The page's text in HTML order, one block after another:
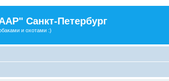
Санкт-Петербург
и охотами :)